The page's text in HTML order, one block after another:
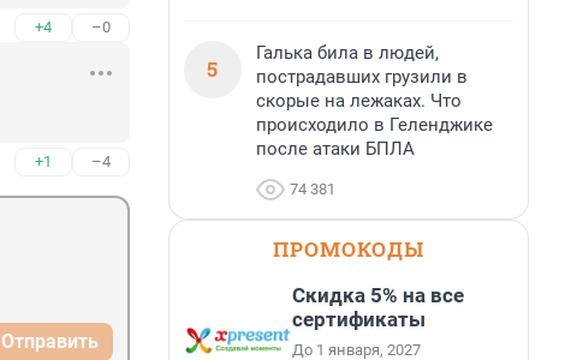
+4 –0
+1 –4
Отправить
5
Галька била в людей,
пострадавших грузили в
скорые на лежаках. Что
происходило в Геленджике
после атаки БПЛА
74 381
ПРОМОКОДЫ
Скидка 5% на все
сертификаты
До 1 января, 2027